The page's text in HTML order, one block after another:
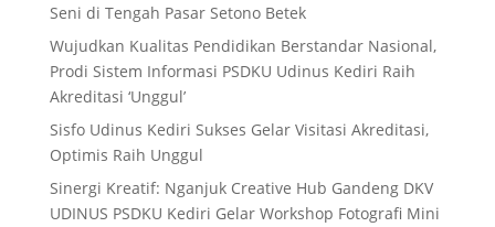
Seni di Tengah Pasar Setono Betek
Wujudkan Kualitas Pendidikan Berstandar Nasional,
Prodi Sistem Informasi PSDKU Udinus Kediri Raih
Akreditasi ‘Unggul’
Sisfo Udinus Kediri Sukses Gelar Visitasi Akreditasi,
Optimis Raih Unggul
Sinergi Kreatif: Nganjuk Creative Hub Gandeng DKV
UDINUS PSDKU Kediri Gelar Workshop Fotografi Mini